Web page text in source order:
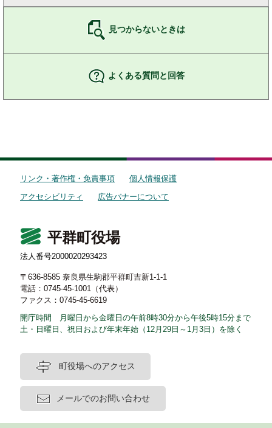
見つからないときは
よくある質問と回答
リンク・著作権・免責事項
個人情報保護
アクセシビリティ
広告バナーについて
平群町役場
法人番号2000020293423
〒636-8585 奈良県生駒郡平群町吉新1-1-1
電話：0745-45-1001（代表）
ファクス：0745-45-6619
開庁時間 月曜日から金曜日の午前8時30分から午後5時15分まで
土・日曜日、祝日および年末年始（12月29日～1月3日）を除く
町役場へのアクセス
メールでのお問い合わせ